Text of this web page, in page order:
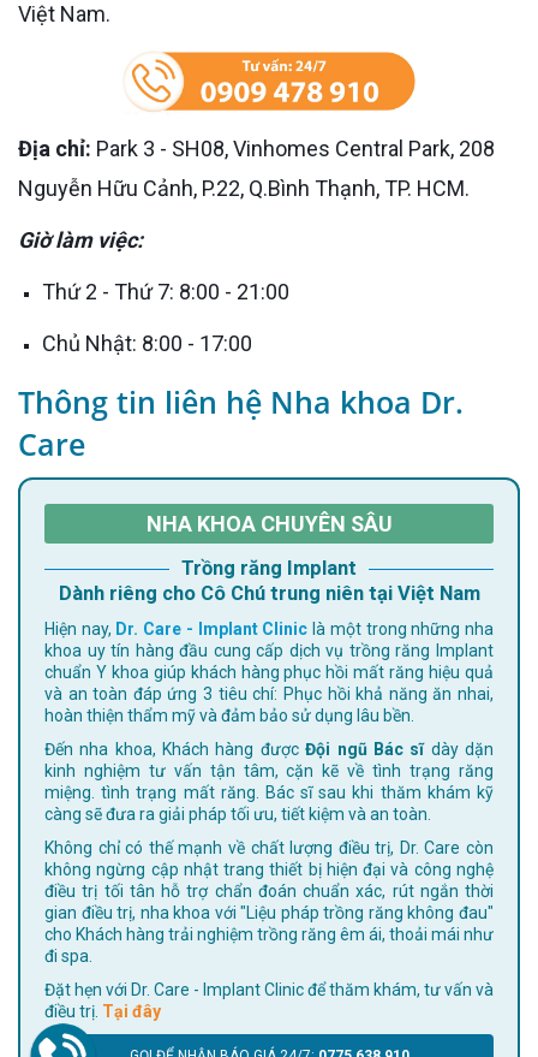
Việt Nam.
Địa chỉ: Park 3 - SH08, Vinhomes Central Park, 208
Nguyễn Hữu Cảnh, P.22, Q.Bình Thạnh, TP. HCM.
Giờ làm việc:
Thứ 2 - Thứ 7: 8:00 - 21:00
Chủ Nhật: 8:00 - 17:00
Thông tin liên hệ Nha khoa Dr.
Care
NHA KHOA CHUYÊN SÂU
Trồng răng Implant
Dành riêng cho Cô Chú trung niên tại Việt Nam
Hiện nay, Dr. Care - Implant Clinic là một trong những nha
khoa uy tín hàng đầu cung cấp dịch vụ trồng răng Implant
chuẩn Y khoa giúp khách hàng phục hồi mất răng hiệu quả
và an toàn đáp ứng 3 tiêu chí: Phục hồi khả năng ăn nhai,
hoàn thiện thẩm mỹ và đảm bảo sử dụng lâu bền.
Đến nha khoa, Khách hàng đượcĐội ngũ Bác sĩdày dặn
kinh nghiệm tư vấn tận tâm, cặn kẽ về tình trạng răng
miệng. tình trạng mất răng. Bác sĩ sau khi thăm khám kỹ
càng sẽ đưa ra giải pháp tối ưu, tiết kiệm và an toàn.
Không chỉ có thế mạnh về chất lượng điều trị, Dr. Care còn
không ngừng cập nhật trang thiết bị hiện đại và công nghệ
điều trị tối tân hỗ trợ chẩn đoán chuẩn xác, rút ngắn thời
gian điều trị, nha khoa với "Liệu pháp trồng răng không đau"
cho Khách hàng trải nghiệm trồng răng êm ái, thoải mái như
đi spa.
Đặt hẹn với Dr. Care - Implant Clinic để thăm khám, tư vấn và
điều trị. Tại đây